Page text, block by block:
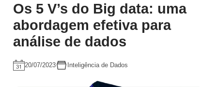
Os 5 V’s do Big data: uma
abordagem efetiva para
análise de dados
20/07/2023 Inteligência de Dados